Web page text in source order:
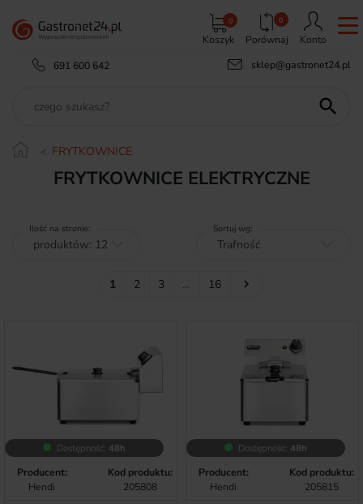
Koszyk
0 0
Porównaj
Konto
691 600 642
sklep@gastronet24.pl

FRYTKOWNICE
FRYTKOWNICE ELEKTRYCZNE
Ilość na stronie: Sortuj wg:
1 2 3 … 16 Następny

Dostępność: 48h
Producent:
Hendi
Kod produktu:
205808
Dostępność: 48h
Producent:
Hendi
Kod produktu:
205815